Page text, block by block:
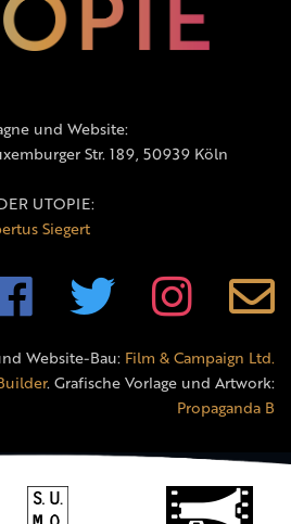
und Website:
Str. 189, 50939 Köln
UTOPIE:
Siegert
Website-Bau: Film & Campaign Ltd.
. Grafische Vorlage und Artwork:
Propaganda B